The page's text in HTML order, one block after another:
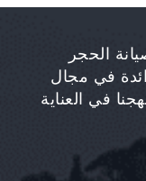
الحجر
في مجال
في العناية